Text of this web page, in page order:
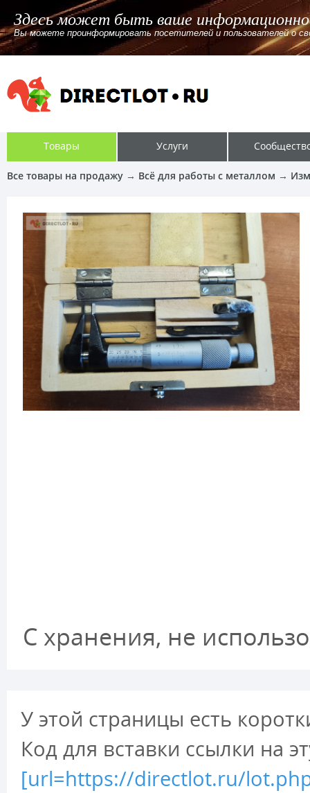
Здесь может быть ваше
Вы можете проинформировать посетителей и пользователей о
Товары Услуги
Все товары на продажу → Всё для работы с металлом →
С хранения, не
У этой страницы есть
Код для вставки ссылки на
[url=https://directlot.ru/